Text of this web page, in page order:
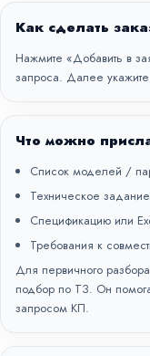
Как сделать
Нажмите «Добавить в
запроса. Далее укажите
Что можно
Список моделей /
Техническое задание
Спецификацию или
Требования к
Для первичного
подбор по ТЗ. Он
запросом КП.